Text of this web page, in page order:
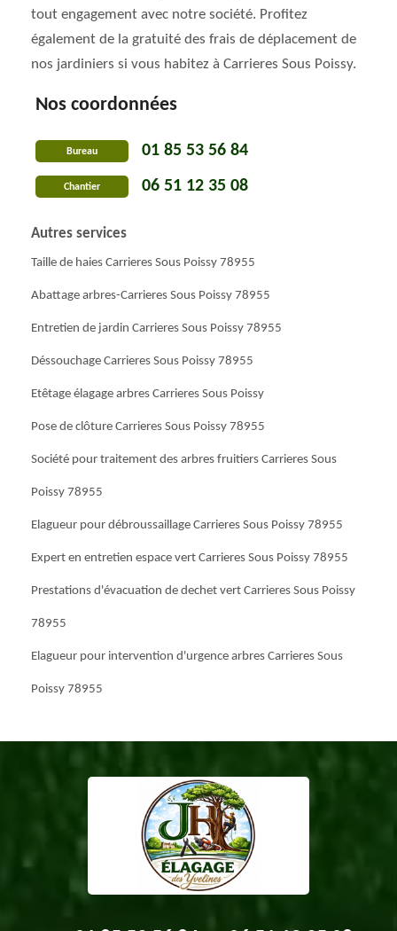
tout engagement avec notre société. Profitez
également de la gratuité des frais de déplacement de
nos jardiniers si vous habitez à Carrieres Sous Poissy.
Nos coordonnées
Bureau 01 85 53 56 84
Chantier 06 51 12 35 08
Autres services
Taille de haies Carrieres Sous Poissy 78955
Abattage arbres-Carrieres Sous Poissy 78955
Entretien de jardin Carrieres Sous Poissy 78955
Déssouchage Carrieres Sous Poissy 78955
Etêtage élagage arbres Carrieres Sous Poissy
Pose de clôture Carrieres Sous Poissy 78955
Société pour traitement des arbres fruitiers Carrieres Sous
Poissy 78955
Elagueur pour débroussaillage Carrieres Sous Poissy 78955
Expert en entretien espace vert Carrieres Sous Poissy 78955
Prestations d'évacuation de dechet vert Carrieres Sous Poissy
78955
Elagueur pour intervention d'urgence arbres Carrieres Sous
Poissy 78955